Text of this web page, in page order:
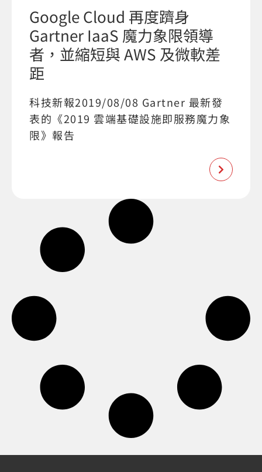
Google Cloud 再度躋身
Gartner IaaS 魔力象限領導
者，並縮短與 AWS 及微軟差
距
科技新報2019/08/08 Gartner 最新發
表的《2019 雲端基礎設施即服務魔力象
限》報告